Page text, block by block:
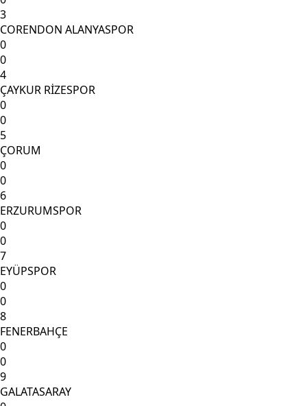
3
CORENDON ALANYASPOR
0
0
4
ÇAYKUR RİZESPOR
0
0
5
ÇORUM
0
0
6
ERZURUMSPOR
0
0
7
EYÜPSPOR
0
0
8
FENERBAHÇE
0
0
9
GALATASARAY